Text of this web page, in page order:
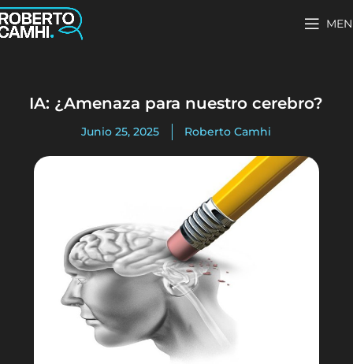
IA: ¿Amenaza para nuestro cerebro?
Junio 25, 2025 Roberto Camhi